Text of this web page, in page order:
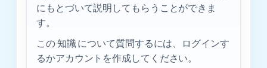
にもとづいて説明してもらうことができま
す。
この 知識 について質問するには、ログインす
るかアカウントを作成してください。